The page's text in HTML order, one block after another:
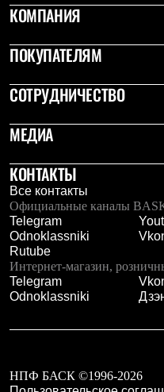
КОМПАНИЯ
ПОКУПАТЕЛЯМ
СОТРУДНИЧЕСТВО
МЕДИА
КОНТАКТЫ
Все контакты
Официальные каналы
Telegram
Odnoklassniki
Rutube
Интернет-магазин,
Telegram
Odnoklassniki
НПФ БАСК ©1996-2026